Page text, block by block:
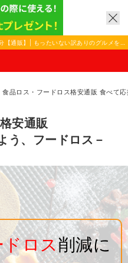
【通販】| もったいない訳ありのグルメを
食品ロス・フードロス格安通販 食べて応
安通販
う、フードロス－
ドロス削減に